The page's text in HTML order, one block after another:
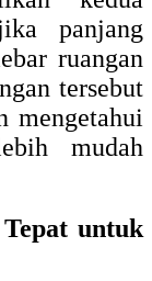
panjang
ruangan
tersebut
mengetahui
mudah
untuk